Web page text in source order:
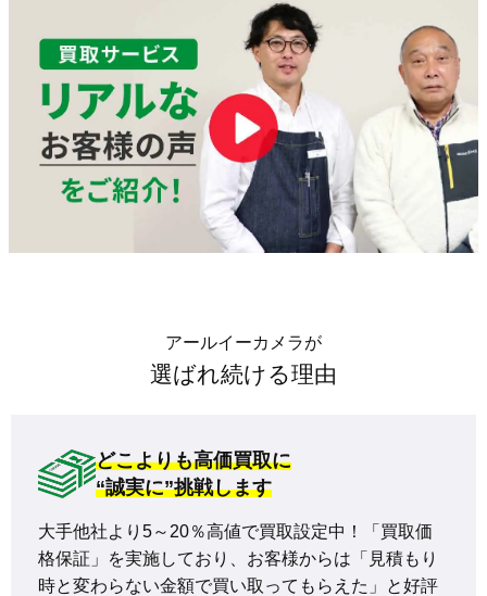
アールイーカメラが
選ばれ続ける理由
どこよりも高価買取に
“誠実に”挑戦します
大手他社より5～20％高値で買取設定中！「買取価
格保証」を実施しており、お客様からは「見積もり
時と変わらない金額で買い取ってもらえた」と好評